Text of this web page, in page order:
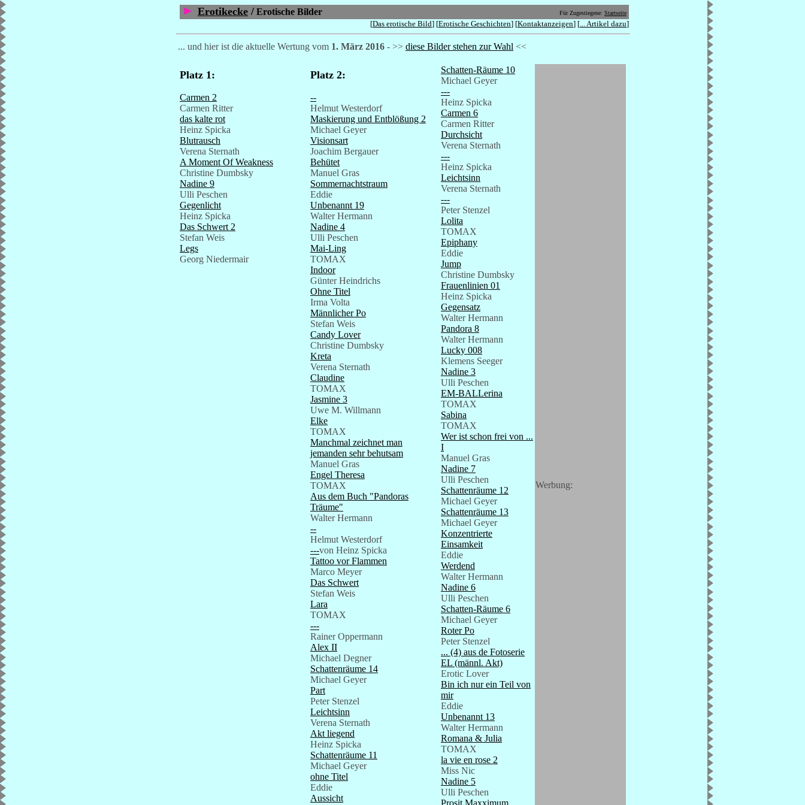
Erotikecke / Erotische Bilder Für Zugestiegene: Startseite
[Das erotische Bild] [Erotische Geschichten] [Kontaktanzeigen] [... Artikel dazu]
... und hier ist die aktuelle Wertung vom 1. März 2016 - >> diese Bilder stehen zur Wahl <<
Platz 1:
Carmen 2
Carmen Ritter
das kalte rot
Heinz Spicka
Blutrausch
Verena Sternath
A Moment Of Weakness
Christine Dumbsky
Nadine 9
Ulli Peschen
Gegenlicht
Heinz Spicka
Das Schwert 2
Stefan Weis
Legs
Georg Niedermair
Platz 2:
--
Helmut Westerdorf
Maskierung und Entblößung 2
Michael Geyer
Visionsart
Joachim Bergauer
Behütet
Manuel Gras
Sommernachtstraum
Eddie
Unbenannt 19
Walter Hermann
Nadine 4
Ulli Peschen
Mai-Ling
TOMAX
Indoor
Günter Heindrichs
Ohne Titel
Irma Volta
Männlicher Po
Stefan Weis
Candy Lover
Christine Dumbsky
Kreta
Verena Sternath
Claudine
TOMAX
Jasmine 3
Uwe M. Willmann
Elke
TOMAX
Manchmal zeichnet man
jemanden sehr behutsam
Manuel Gras
Engel Theresa
TOMAX
Aus dem Buch "Pandoras
Träume"
Walter Hermann
--
Helmut Westerdorf
---von Heinz Spicka
Tattoo vor Flammen
Marco Meyer
Das Schwert
Stefan Weis
Lara
TOMAX
---
Rainer Oppermann
Alex II
Michael Degner
Schattenräume 14
Michael Geyer
Part
Peter Stenzel
Leichtsinn
Verena Sternath
Akt liegend
Heinz Spicka
Schattenräume 11
Michael Geyer
ohne Titel
Eddie
Aussicht
Schatten-Räume 10
Michael Geyer
---
Heinz Spicka
Carmen 6
Carmen Ritter
Durchsicht
Verena Sternath
---
Heinz Spicka
Leichtsinn
Verena Sternath
---
Peter Stenzel
Lolita
TOMAX
Epiphany
Eddie
Jump
Christine Dumbsky
Frauenlinien 01
Heinz Spicka
Gegensatz
Walter Hermann
Pandora 8
Walter Hermann
Lucky 008
Klemens Seeger
Nadine 3
Ulli Peschen
EM-BALLerina
TOMAX
Sabina
TOMAX
Wer ist schon frei von ...
I
Manuel Gras
Nadine 7
Ulli Peschen
Schattenräume 12
Michael Geyer
Schattenräume 13
Michael Geyer
Konzentrierte
Einsamkeit
Eddie
Werdend
Walter Hermann
Nadine 6
Ulli Peschen
Schatten-Räume 6
Michael Geyer
Roter Po
Peter Stenzel
... (4) aus de Fotoserie
EL (männl. Akt)
Erotic Lover
Bin ich nur ein Teil von
mir
Eddie
Unbenannt 13
Walter Hermann
Romana & Julia
TOMAX
la vie en rose 2
Miss Nic
Nadine 5
Ulli Peschen
Prosit Maxximum
Werbung: